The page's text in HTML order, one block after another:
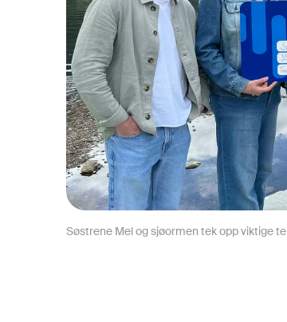
Søstrene Mel og sjøormen tek opp viktige